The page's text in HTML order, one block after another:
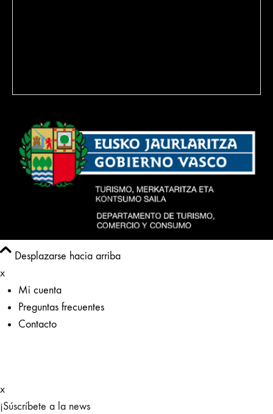
Desplazarse hacia arriba
x
Mi cuenta
Preguntas frecuentes
Contacto
x
¡Súscríbete a la news